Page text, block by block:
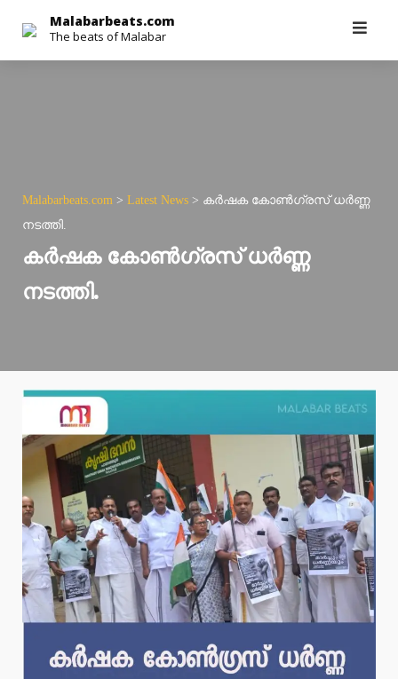
content
Malabarbeats.com
The beats of Malabar
Malabarbeats.com > Latest News > കർഷക കോൺഗ്രസ് ധർണ്ണ
നടത്തി.
കർഷക കോൺഗ്രസ് ധർണ്ണ
നടത്തി.